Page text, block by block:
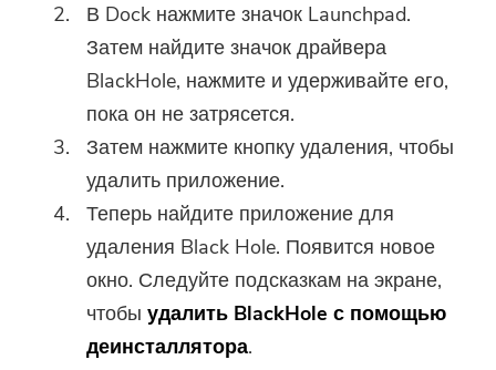
В Dock нажмите значок Launchpad.
Затем найдите значок драйвера
BlackHole, нажмите и удерживайте его,
пока он не затрясется.
Затем нажмите кнопку удаления, чтобы
удалить приложение.
Теперь найдите приложение для
удаления Black Hole. Появится новое
окно. Следуйте подсказкам на экране,
чтобыудалить BlackHole с помощью
деинсталлятора.